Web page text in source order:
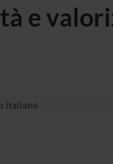
e
italiano